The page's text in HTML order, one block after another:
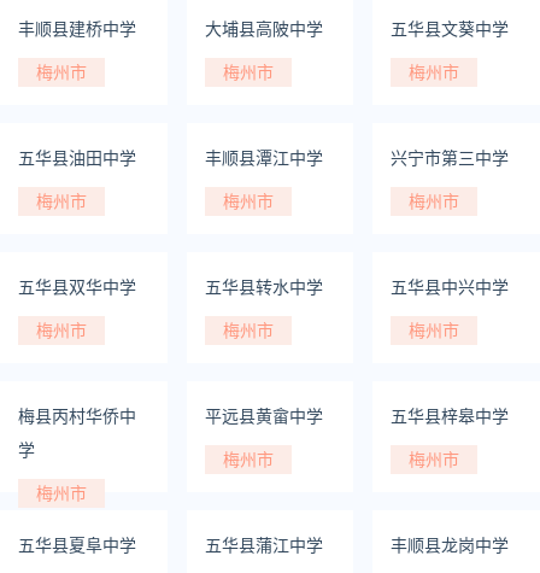
丰顺县建桥中学
梅州市
大埔县高陂中学
梅州市
五华县文葵中学
梅州市
五华县油田中学
梅州市
丰顺县潭江中学
梅州市
兴宁市第三中学
梅州市
五华县双华中学
梅州市
五华县转水中学
梅州市
五华县中兴中学
梅州市
梅县丙村华侨中
学
梅州市
平远县黄畲中学
梅州市
五华县梓皋中学
梅州市
五华县夏阜中学 五华县蒲江中学 丰顺县龙岗中学